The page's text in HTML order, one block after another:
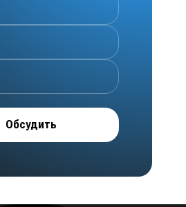
Обсудить